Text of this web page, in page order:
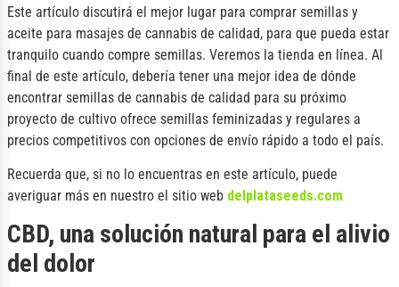
Este artículo discutirá el mejor lugar para comprar semillas y
aceite para masajes de cannabis de calidad, para que pueda estar
tranquilo cuando compre semillas. Veremos la tienda en línea. Al
final de este artículo, debería tener una mejor idea de dónde
encontrar semillas de cannabis de calidad para su próximo
proyecto de cultivo ofrece semillas feminizadas y regulares a
precios competitivos con opciones de envío rápido a todo el país.
Recuerda que, si no lo encuentras en este artículo, puede
averiguar más en nuestro el sitio web delplataseeds.com
CBD, una solución natural para el alivio
del dolor